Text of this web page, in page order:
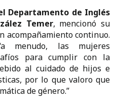
Departamento de Inglés
Temer, mencionó su
acompañamiento continuo.
menudo, las mujeres
para cumplir con la
al cuidado de hijos e
por lo que valoro que
de género.”